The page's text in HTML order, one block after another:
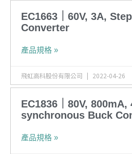
EC1663｜60V, 3A,
Converter
產品規格 »
飛虹高科股份有限公司 2022-04-26
EC1836｜80V, 800mA,
synchronous Buck
產品規格 »